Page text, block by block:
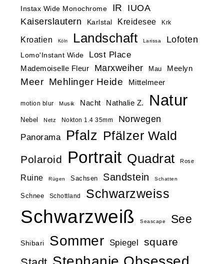
Instax Wide Monochrome
IR
IUOA
Kaiserslautern
Karlstal Kreidesee Krk
Kroatien Köln Landschaft Larissa Lofoten
Lomo'Instant Wide Lost Place
Mademoiselle Fleur Marxweiher Mau Meelyn
Meer Mehlinger Heide Mittelmeer
motion blur Musik Nacht Nathalie Z. Natur
Nebel Netz Nokton 1.4 35mm Norwegen
Panorama Pfalz Pfälzer Wald
Polaroid Portrait Quadrat Rose
Ruine Rügen Sachsen Sandstein Schatten
Schnee Schottland Schwarzweiss
Schwarzweiß Seascape See
Shibari Sommer Spiegel square